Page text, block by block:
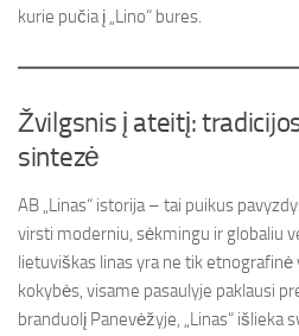
kurie pučia į „Lino“ bures.
Žvilgsnis į ateitį:
sintezė
AB „Linas“ istorija – tai puikus
virsti moderniu, sėkmingu ir globaliu
lietuviškas linas yra ne tik
kokybės, visame pasaulyje paklausi
branduolį Panevėžyje, „Linas“ išlieka